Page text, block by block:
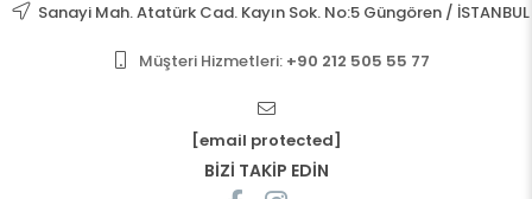
Sanayi Mah. Atatürk Cad. Kayın Sok. No:5 Güngören / İSTANBUL
Müşteri Hizmetleri: +90 212 505 55 77
[email protected]
BİZİ TAKİP EDİN